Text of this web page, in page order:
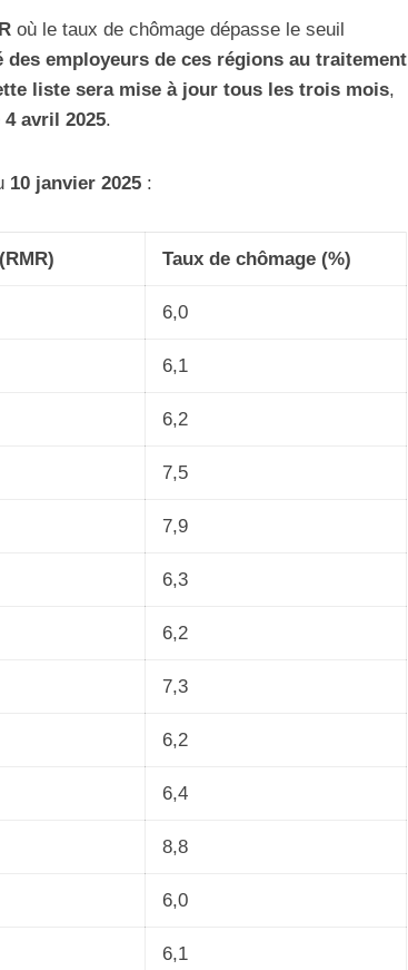
où le taux de chômage dépasse le seuil
des employeurs de ces régions au traitement
liste sera mise à jour tous les trois mois,
4 avril 2025.
10 janvier 2025 :
Taux de chômage (%)
6,0
6,1
6,2
7,5
7,9
6,3
6,2
7,3
6,2
6,4
8,8
6,0
6,1